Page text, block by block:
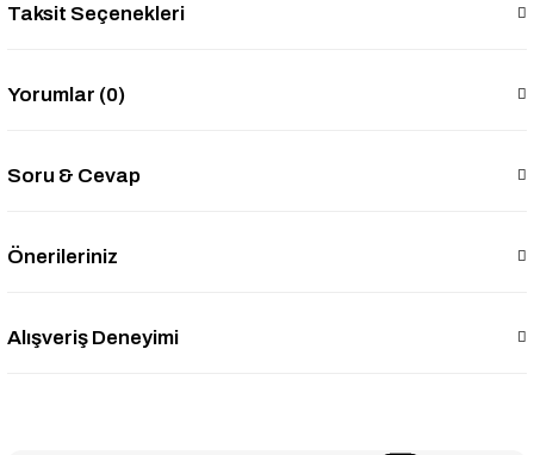
Taksit Seçenekleri
Yorumlar (0)
Soru & Cevap
Önerileriniz
Alışveriş Deneyimi